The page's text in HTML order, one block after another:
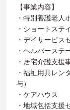
【事業内容】
・特別養護老人
・ショートステ
・デイサービス
・ヘルパーステ
・居宅介護支援
・福祉用具レン
与）
・ケアハウス
・地域包括支援